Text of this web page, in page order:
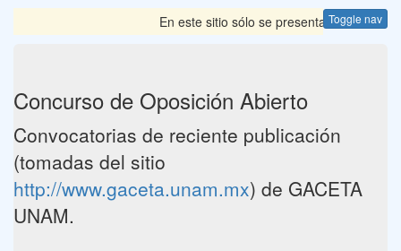
Toggle nav
En este sitio sólo se presentan las
Concurso de Oposición Abierto
Convocatorias de reciente publicación
(tomadas del sitio
http://www.gaceta.unam.mx) de GACETA
UNAM.